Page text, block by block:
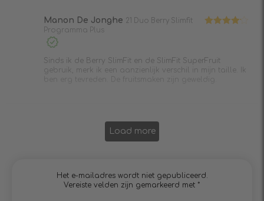
Manon De Jonghe 21 Duo Berry Slimfit
Programma Plus
Sinds ik de Berry SlimFit en de SlimFit SuperFruit
gebruik, merk ik een aanzienlijk verschil in mijn taille. Ik
Load more
Het e-mailadres wordt niet gepubliceerd.
Vereiste velden zijn gemarkeerd met *